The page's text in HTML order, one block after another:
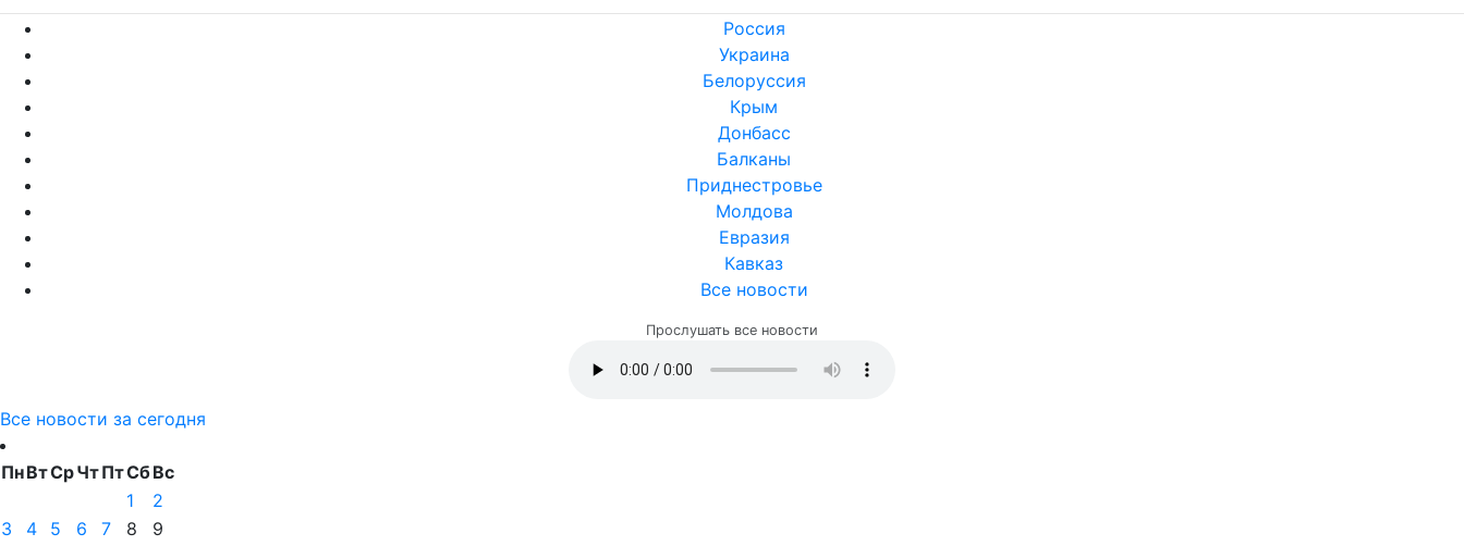
Россия
Украина
Белоруссия
Крым
Донбасс
Балканы
Приднестровье
Молдова
Евразия
Кавказ
Все новости
Прослушать все новости
Все новости за сегодня
ПнВтСрЧтПтСбВс
1
2
3
4 5 6 7 8
9